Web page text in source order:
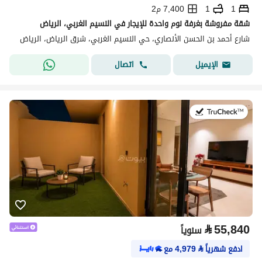
1
1
7,400 م2
شقة مفروشة بغرفة نوم واحدة للإيجار في النسيم الغربي، الرياض
شارع أحمد بن الحسن الأنصاري، حي النسيم الغربي، شرق الرياض، الرياض
الإيميل
اتصال
في:21 يوليو 2026
⃁55,840 سنوياً
ادفع شهرياً⃁
4,979مع